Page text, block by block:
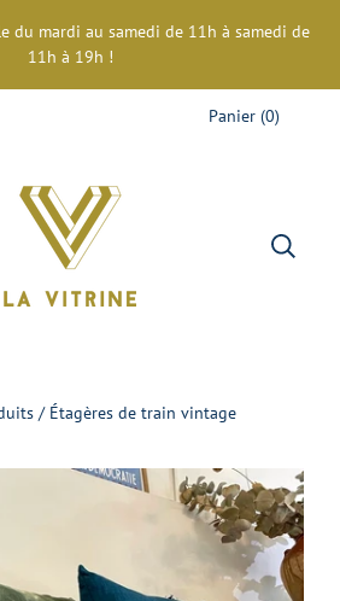
du mardi au samedi de 11h à samedi de
11h à 19h !
Panier (0)
/ Étagères de train vintage